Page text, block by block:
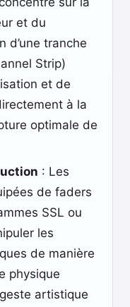
et du
d’une tranche
Strip)
et de
à la
optimale de
: Les
de faders
SSL ou
les
de manière
physique
artistique